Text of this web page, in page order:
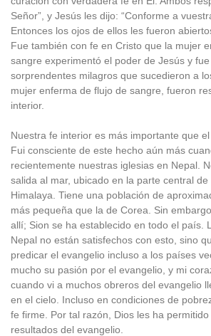
Señor”, y Jesús les dijo: “Conforme a
Entonces los ojos de ellos les fueron
Fue también con fe en Cristo que la mujer
sangre experimentó el poder de Jesús y
sorprendentes milagros que sucedieron a
mujer enferma de flujo de sangre, fueron
interior.
Nuestra fe interior es más importante que
Fui consciente de este hecho aún más
recientemente nuestras iglesias en Nepal.
salida al mar, ubicado en la parte central
Himalaya. Tiene una población de
más pequeña que la de Corea. Sin
allí; Sion se ha establecido en todo el país.
Nepal no están satisfechos con esto, sino
predicar el evangelio incluso a los países
mucho su pasión por el evangelio, y mi
cuando vi a muchos obreros del evangelio
en el cielo. Incluso en condiciones de
fe firme. Por tal razón, Dios les ha
resultados del evangelio.